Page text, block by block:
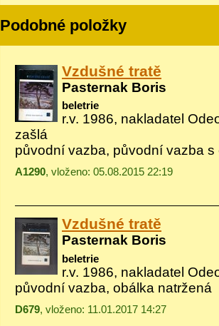
Podobné položky
Vzdušné tratě
Pasternak Boris
beletrie
r.v. 1986, nakladatel
zašlá
původní vazba, původní vazba s
A1290, vloženo: 05.08.2015 22:19
Vzdušné tratě
Pasternak Boris
beletrie
r.v. 1986, nakladatel
původní vazba, obálka natržená
D679, vloženo: 11.01.2017 14:27